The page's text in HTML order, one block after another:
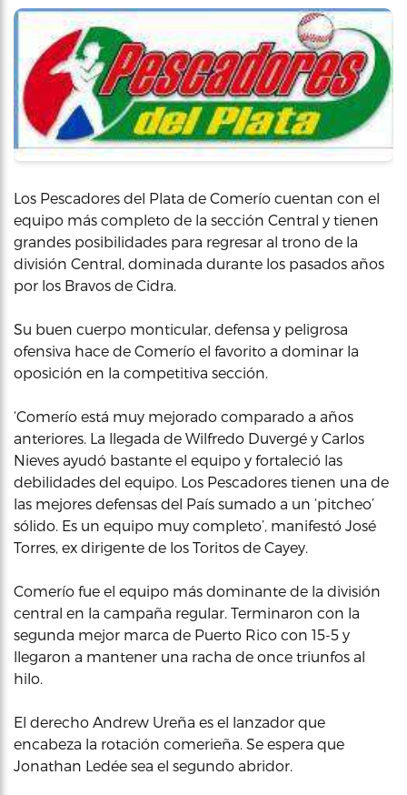
Los Pescadores del Plata de Comerío cuentan con el
equipo más completo de la sección Central y tienen
grandes posibilidades para regresar al trono de la
división Central, dominada durante los pasados años
por los Bravos de Cidra.
Su buen cuerpo monticular, defensa y peligrosa
ofensiva hace de Comerío el favorito a dominar la
oposición en la competitiva sección.
‘Comerío está muy mejorado comparado a años
anteriores. La llegada de Wilfredo Duvergé y Carlos
Nieves ayudó bastante el equipo y fortaleció las
debilidades del equipo. Los Pescadores tienen una de
las mejores defensas del País sumado a un ‘pitcheo’
sólido. Es un equipo muy completo’, manifestó José
Torres, ex dirigente de los Toritos de Cayey.
Comerío fue el equipo más dominante de la división
central en la campaña regular. Terminaron con la
segunda mejor marca de Puerto Rico con 15-5 y
llegaron a mantener una racha de once triunfos al
hilo.
El derecho Andrew Ureña es el lanzador que
encabeza la rotación comerieña. Se espera que
Jonathan Ledée sea el segundo abridor.